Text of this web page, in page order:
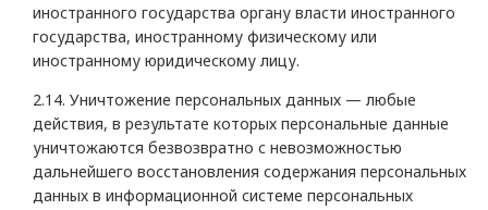
иностранного государства органу власти иностранного
государства, иностранному физическому или
иностранному юридическому лицу.
2.14. Уничтожение персональных данных — любые
действия, в результате которых персональные данные
уничтожаются безвозвратно с невозможностью
дальнейшего восстановления содержания персональных
данных в информационной системе персональных